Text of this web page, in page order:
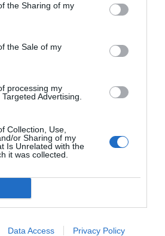
the Sharing of my
the Sale of my
processing my
Advertising.
Collection, Use,
or Sharing of my
Is Unrelated with the
it was collected.
Data Access Privacy Policy